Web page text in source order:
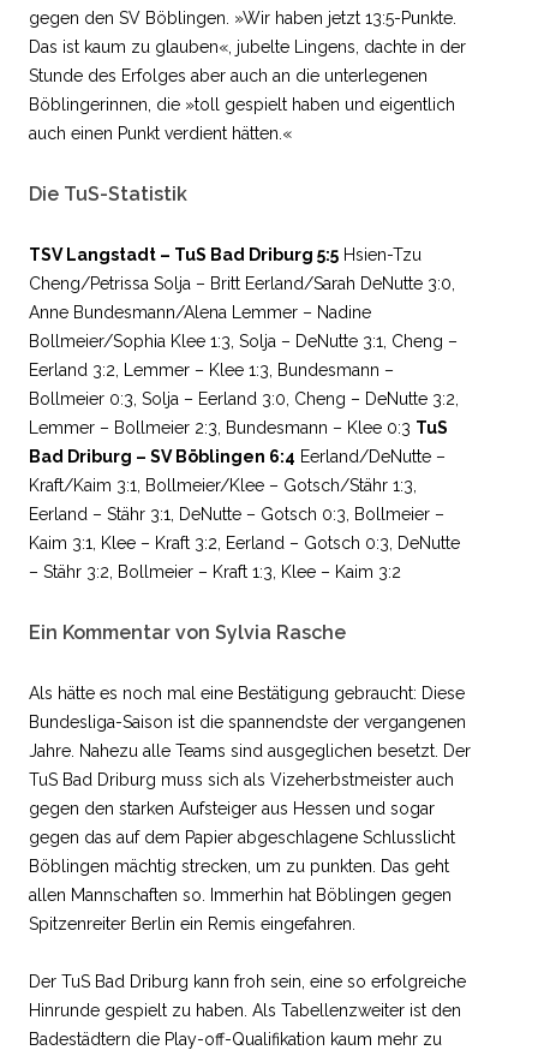
gegen den SV Böblingen. »Wir haben jetzt 13:5-Punkte.
Das ist kaum zu glauben«, jubelte Lingens, dachte in der
Stunde des Erfolges aber auch an die unterlegenen
Böblingerinnen, die »toll gespielt haben und eigentlich
auch einen Punkt verdient hätten.«
Die TuS-Statistik
TSV Langstadt – TuS Bad Driburg 5:5 Hsien-Tzu
Cheng/Petrissa Solja – Britt Eerland/Sarah DeNutte 3:0,
Anne Bundesmann/Alena Lemmer – Nadine
Bollmeier/Sophia Klee 1:3, Solja – DeNutte 3:1, Cheng –
Eerland 3:2, Lemmer – Klee 1:3, Bundesmann –
Bollmeier 0:3, Solja – Eerland 3:0, Cheng – DeNutte 3:2,
Lemmer – Bollmeier 2:3, Bundesmann – Klee 0:3 TuS
Bad Driburg – SV Böblingen 6:4 Eerland/DeNutte –
Kraft/Kaim 3:1, Bollmeier/Klee – Gotsch/Stähr 1:3,
Eerland – Stähr 3:1, DeNutte – Gotsch 0:3, Bollmeier –
Kaim 3:1, Klee – Kraft 3:2, Eerland – Gotsch 0:3, DeNutte
– Stähr 3:2, Bollmeier – Kraft 1:3, Klee – Kaim 3:2
Ein Kommentar von Sylvia Rasche
Als hätte es noch mal eine Bestätigung gebraucht: Diese
Bundesliga-Saison ist die spannendste der vergangenen
Jahre. Nahezu alle Teams sind ausgeglichen besetzt. Der
TuS Bad Driburg muss sich als Vizeherbstmeister auch
gegen den starken Aufsteiger aus Hessen und sogar
gegen das auf dem Papier abgeschlagene Schlusslicht
Böblingen mächtig strecken, um zu punkten. Das geht
allen Mannschaften so. Immerhin hat Böblingen gegen
Spitzenreiter Berlin ein Remis eingefahren.
Der TuS Bad Driburg kann froh sein, eine so erfolgreiche
Hinrunde gespielt zu haben. Als Tabellenzweiter ist den
Badestädtern die Play-off-Qualifikation kaum mehr zu